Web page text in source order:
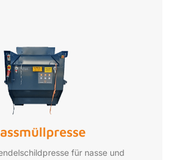
für nasse und